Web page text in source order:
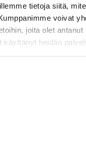
tietoja siitä,
voivat
joita olet antanut
käyttänyt heidän